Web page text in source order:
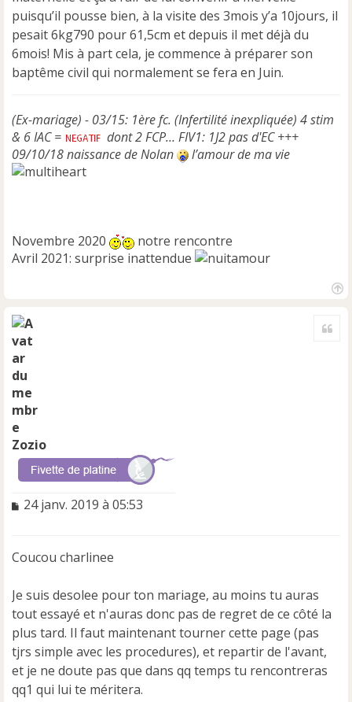
puisqu’il pousse bien, à la visite des 3mois y’a 10jours, il
pesait 6kg790 pour 61,5cm et depuis il met déjà du
6mois! Mis à part cela, je commence à préparer son
baptême civil qui normalement se fera en Juin.
(Ex-mariage) - 03/15: 1ère fc. (Infertilité inexpliquée) 4 stim
& 6 IAC =
dont 2 FCP… FIV1: 1J2 pas d'EC +++
09/10/18 naissance de Nolan
l’amour de ma vie
Novembre 2020
notre rencontre
Avril 2021: surprise inattendue
Zozio
M
a
e
n
o
n
l
u
24 janv. 2019 à 05:53
Coucou charlinee
Je suis desolee pour ton mariage, au moins tu auras
tout essayé et n'auras donc pas de regret de ce côté la
plus tard. Il faut maintenant tourner cette page (pas
tjrs simple avec les procedures), et repartir de l'avant,
et je ne doute pas que dans qq temps tu rencontreras
qq1 qui lui te méritera.